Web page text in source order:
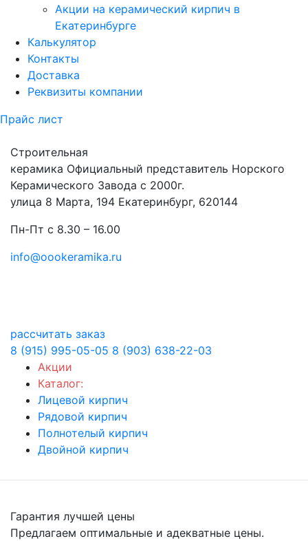
Акции на керамический кирпич в
Екатеринбурге
Калькулятор
Контакты
Доставка
Реквизиты компании
Прайс лист
Строительная
керамика Официальный представитель Норского
Керамического Завода с 2000г.
улица 8 Марта, 194 Екатеринбург, 620144
Пн-Пт с 8.30 – 16.00
info@oookeramika.ru
рассчитать заказ
8 (915) 995-05-05 8 (903) 638-22-03
Акции
Каталог:
Лицевой кирпич
Рядовой кирпич
Полнотелый кирпич
Двойной кирпич
Гарантия лучшей цены
Предлагаем оптимальные и адекватные цены.